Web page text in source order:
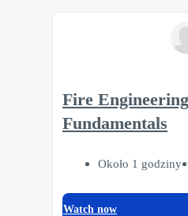
Fire Engineering
Fundamentals
Około 1 godziny
Watch now